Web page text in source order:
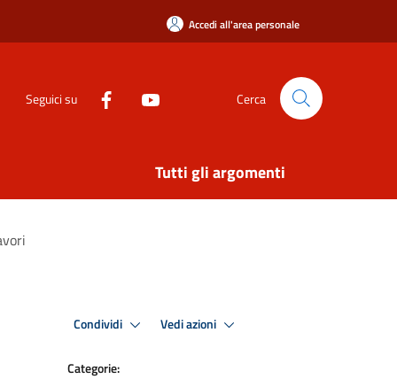
Accedi all'area personale
Seguici su Cerca
Tutti gli argomenti
Condividi Vedi azioni
Categorie: